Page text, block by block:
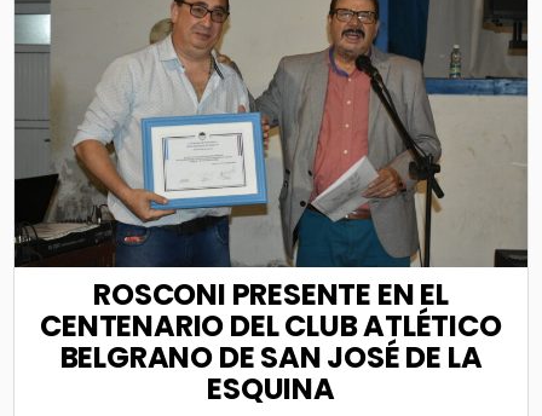
ROSCONI PRESENTE EN EL
CENTENARIO DEL CLUB ATLÉTICO
BELGRANO DE SAN JOSÉ DE LA
ESQUINA